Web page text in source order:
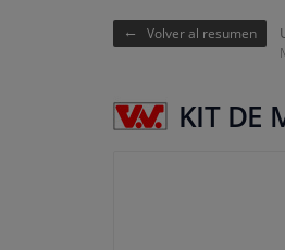
Volver al resumen
KIT DE